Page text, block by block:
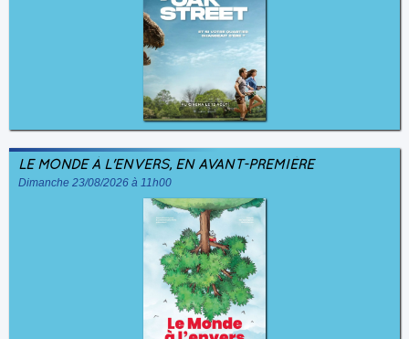
LE MONDE À L'ENVERS, EN AVANT-PREMIÈRE
Dimanche 23/08/2026 à 11h00